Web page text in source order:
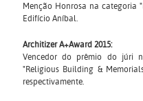
Menção Honrosa na categoria
Edifício Aníbal.
Architizer A+Award 2015:
Vencedor do prêmio do júri
"Religious Building &
respectivamente.